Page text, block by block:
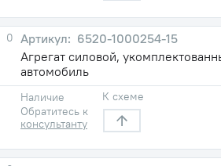
0
6520-1000254-15
Агрегат силовой,
автомобиль
Наличие
Обратитесь к
консультанту
К схеме